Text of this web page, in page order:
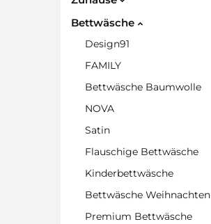
Bettwäsche
Design91
FAMILY
Bettwäsche Baumwolle
NOVA
Satin
Flauschige Bettwäsche
Kinderbettwäsche
Bettwäsche Weihnachten
Premium Bettwäsche